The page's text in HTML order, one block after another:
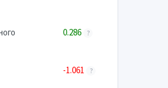
0.286 ?
-1.061 ?